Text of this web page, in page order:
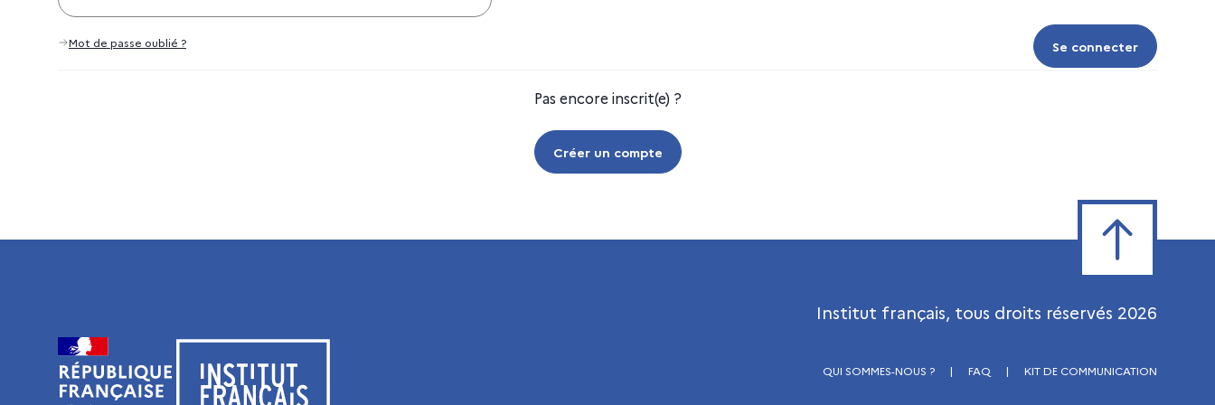
Se connecter
Se connecter
Mot de passe oublié ?
Pas encore inscrit(e) ?
Créer un compte
Visiter le site de l’Institut français
Institut français, tous droits réservés 2026
QUI SOMMES-NOUS ? | FAQ | KIT DE COMMUNICATION